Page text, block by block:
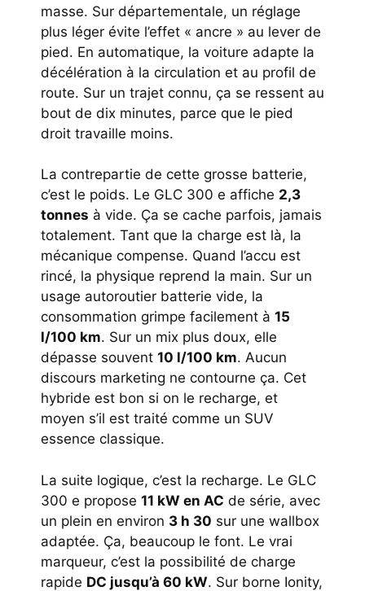
masse. Sur départementale, un réglage
plus léger évite l’effet « ancre » au lever de
pied. En automatique, la voiture adapte la
décélération à la circulation et au profil de
route. Sur un trajet connu, ça se ressent au
bout de dix minutes, parce que le pied
droit travaille moins.
La contrepartie de cette grosse batterie,
c’est le poids. Le GLC 300 e affiche 2,3
tonnes à vide. Ça se cache parfois, jamais
totalement. Tant que la charge est là, la
mécanique compense. Quand l’accu est
rincé, la physique reprend la main. Sur un
usage autoroutier batterie vide, la
consommation grimpe facilement à 15
l/100 km. Sur un mix plus doux, elle
dépasse souvent 10 l/100 km. Aucun
discours marketing ne contourne ça. Cet
hybride est bon si on le recharge, et
moyen s’il est traité comme un SUV
essence classique.
La suite logique, c’est la recharge. Le GLC
300 e propose 11 kW en AC de série, avec
un plein en environ 3 h 30 sur une wallbox
adaptée. Ça, beaucoup le font. Le vrai
marqueur, c’est la possibilité de charge
rapide DC jusqu’à 60 kW. Sur borne Ionity,